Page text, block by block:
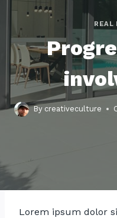
REAL
By creativeculture
Lorem ipsum dolor